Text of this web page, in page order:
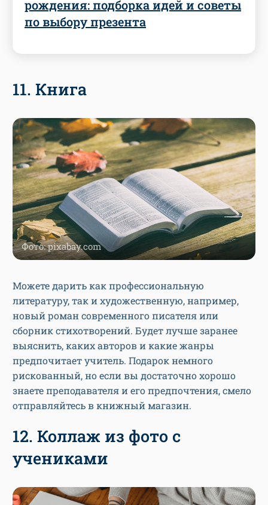
рождения: подборка идей и советы
по выбору презента
11. Книга
Фото: pixabay.com
Можете дарить как профессиональную
литературу, так и художественную, например,
новый роман современного писателя или
сборник стихотворений. Будет лучше заранее
выяснить, каких авторов и какие жанры
предпочитает учитель. Подарок немного
рискованный, но если вы достаточно хорошо
знаете преподавателя и его предпочтения, смело
отправляйтесь в книжный магазин.
12. Коллаж из фото с
учениками